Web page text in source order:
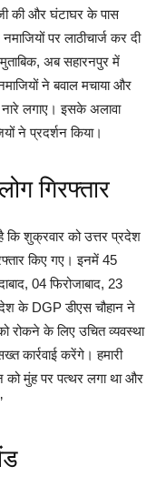
की और घंटाघर के पास
पर लाठीचार्ज कर दी
अब सहारनपुर में
ने बवाल मचाया और
नारे लगाए। इसके अलावा
ने प्रदर्शन किया।
गिरफ्तार
कि शुक्रवार को उत्तर प्रदेश
किए गए। इनमें 45
04 फिरोजाबाद, 23
के DGP डीएस चौहान ने
रोकने के लिए उचित व्यवस्था
कार्रवाई करेंगे। हमारी
को मुंह पर पत्थर लगा था और